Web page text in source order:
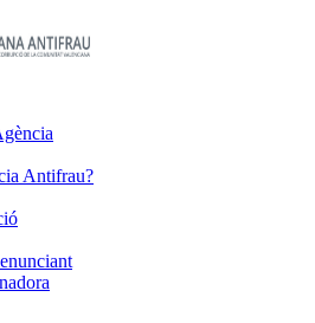
Antifrau?